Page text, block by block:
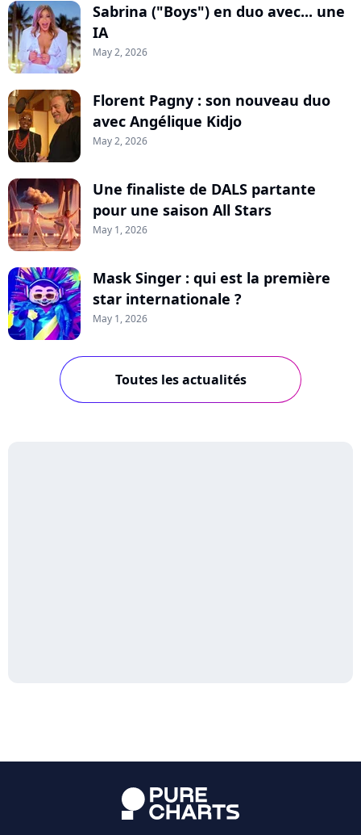
Sabrina ("Boys") en duo avec... une
IA
May 2, 2026
Florent Pagny : son nouveau duo
avec Angélique Kidjo
May 2, 2026
Une finaliste de DALS partante
pour une saison All Stars
May 1, 2026
Mask Singer : qui est la première
star internationale ?
May 1, 2026
Toutes les actualités